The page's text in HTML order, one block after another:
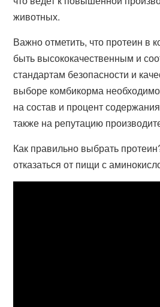
животных.
Важно отметить, что протеин в
быть высококачественным и
стандартам безопасности и
выборе комбикорма
на состав и процент
также на репутацию
Как правильно выбрать
отказаться от пищи с